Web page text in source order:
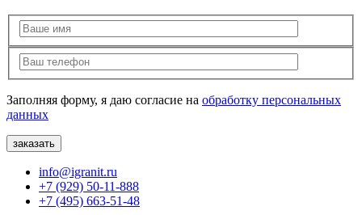
Заполняя форму, я даю согласие на обработку персональных
данных
info@igranit.ru
+7 (929) 50-11-888
+7 (495) 663-51-48